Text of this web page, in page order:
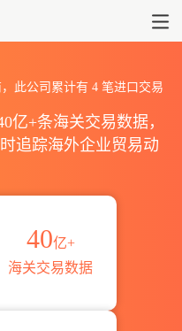
此公司累计有 4 笔进口交易
亿+条海关交易数据，
追踪海外企业贸易动
40亿+
海关交易数据